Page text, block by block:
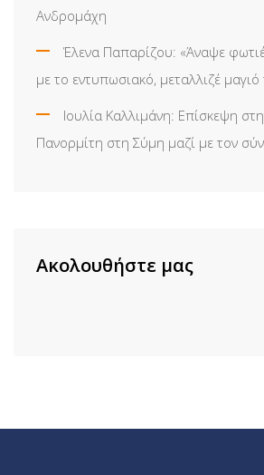
Ανδρομάχη
Έλενα Παπαρίζου: «Άναψε
με το εντυπωσιακό, μεταλλιζέ μαγιό
Ιουλία Καλλιμάνη: Επίσκεψη
Πανορμίτη στη Σύμη μαζί με τον
Ακολουθήστε μας